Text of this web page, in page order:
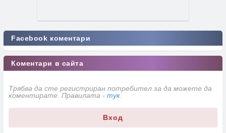
Facebook коментари
Коментари в сайта
Трябва да сте регистриран потребител за да можете да
коментирате. Правилата - тук.
Вход